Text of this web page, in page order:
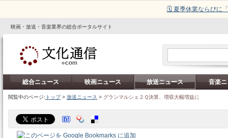
🗓️ 夏季休業ならびに
映画・放送・音楽業界の総合ポータルサイト
総合ニュース 映画ニュース 放送ニュース 音楽
閲覧中のページ: トップ> 放送ニュース > グランマルシェ２Ｑ決算、増収大幅増益に